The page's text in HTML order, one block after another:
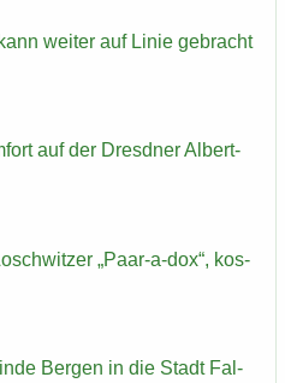
wei­ter auf Linie ge­bracht
auf der Dresd­ner Al­bert­
„Paar-​a-dox“, kos­
Ber­gen in die Stadt Fal­